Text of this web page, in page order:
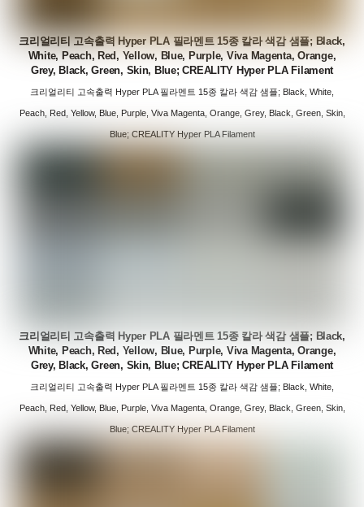
크리얼리티 고속출력 Hyper PLA 필라멘트 15종 칼라 색감 샘플; Black,
White, Peach, Red, Yellow, Blue, Purple, Viva Magenta, Orange,
Grey, Black, Green, Skin, Blue; CREALITY Hyper PLA Filament
크리얼리티 고속출력 Hyper PLA 필라멘트 15종 칼라 색감 샘플; Black, White,
Peach, Red, Yellow, Blue, Purple, Viva Magenta, Orange, Grey, Black, Green, Skin,
Blue; CREALITY Hyper PLA Filament
크리얼리티 고속출력 Hyper PLA 필라멘트 15종 칼라 색감 샘플; Black,
White, Peach, Red, Yellow, Blue, Purple, Viva Magenta, Orange,
Grey, Black, Green, Skin, Blue; CREALITY Hyper PLA Filament
크리얼리티 고속출력 Hyper PLA 필라멘트 15종 칼라 색감 샘플; Black, White,
Peach, Red, Yellow, Blue, Purple, Viva Magenta, Orange, Grey, Black, Green, Skin,
Blue; CREALITY Hyper PLA Filament